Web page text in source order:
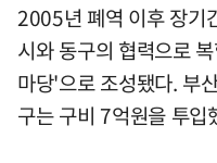
2005년 폐역 이후 장기
시와 동구의 협력으로
마당'으로 조성됐다. 부
구는 구비 7억원을 투입